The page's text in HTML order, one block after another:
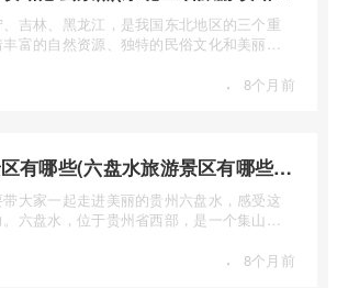
吉林、黑龙江，是我国东北地区的三个重
富的自然资源、独特的民俗文化和美丽的
· 8个月前
六盘水旅游景区有哪些(六盘水旅游景区有哪些景点值得去)
大家一起走进美丽的贵州六盘水，感受这
六盘水，位于贵州省西部，是一个集山水
· 8个月前